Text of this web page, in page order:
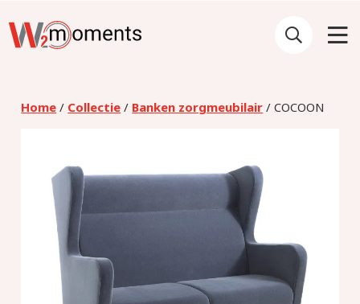
Home / Collectie / Banken zorgmeubilair / COCOON